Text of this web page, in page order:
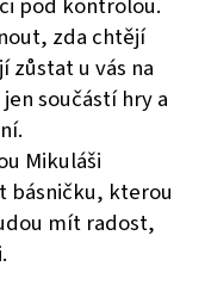
zda chtějí
u vás na
součástí hry a
Mikuláši
básničku, kterou
mít radost,